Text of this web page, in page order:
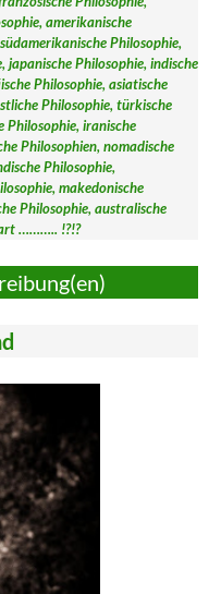
amerikanische
Philosophie,
japanische Philosophie, indische
Philosophie, asiatische
Philosophie, türkische
Philosophie, iranische
Philosophien, nomadische
Philosophie,
makedonische
Philosophie, australische
……….. !?!?